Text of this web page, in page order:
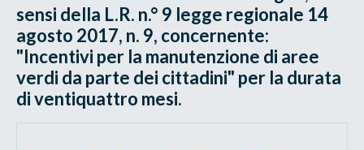
sensi della L.R. n.° 9 legge regionale 14
agosto 2017, n. 9, concernente:
"Incentivi per la manutenzione di aree
verdi da parte dei cittadini" per la durata
di ventiquattro mesi.